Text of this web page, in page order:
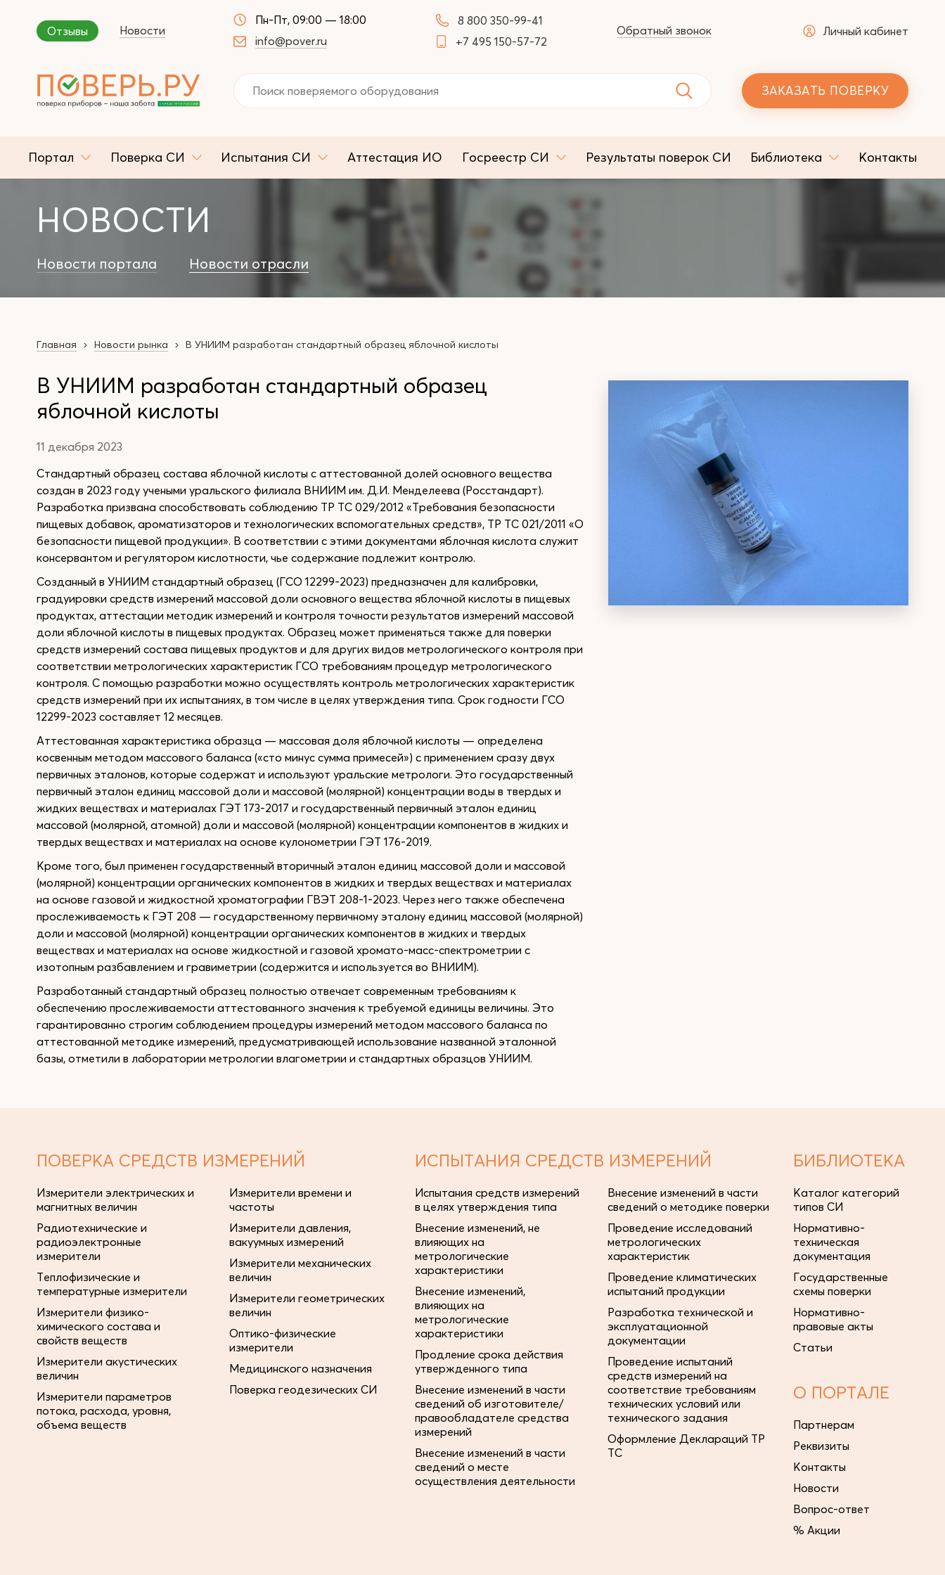
Отзывы Новости
Пн-Пт, 09:00 — 18:00
info@pover.ru
8 800 350-99-41
+7 495 150-57-72
Обратный звонок Личный кабинет
ЗАКАЗАТЬ ПОВЕРКУ
Портал Поверка СИ Испытания СИ Аттестация ИО Госреестр СИ Результаты поверок СИ Библиотека Контакты
НОВОСТИ
Новости портала Новости отрасли
Главная Новости рынка В УНИИМ разработан стандартный образец яблочной кислоты
В УНИИМ разработан стандартный образец
яблочной кислоты
11 декабря 2023
Стандартный образец состава яблочной кислоты с аттестованной долей основного вещества
создан в 2023 году учеными уральского филиала ВНИИМ им. Д.И. Менделеева (Росстандарт).
Разработка призвана способствовать соблюдению ТР ТС 029/2012 «Требования безопасности
пищевых добавок, ароматизаторов и технологических вспомогательных средств», ТР ТС 021/2011 «О
безопасности пищевой продукции». В соответствии с этими документами яблочная кислота служит
консервантом и регулятором кислотности, чье содержание подлежит контролю.
Созданный в УНИИМ стандартный образец (ГСО 12299-2023) предназначен для калибровки,
градуировки средств измерений массовой доли основного вещества яблочной кислоты в пищевых
продуктах, аттестации методик измерений и контроля точности результатов измерений массовой
доли яблочной кислоты в пищевых продуктах. Образец может применяться также для поверки
средств измерений состава пищевых продуктов и для других видов метрологического контроля при
соответствии метрологических характеристик ГСО требованиям процедур метрологического
контроля. С помощью разработки можно осуществлять контроль метрологических характеристик
средств измерений при их испытаниях, в том числе в целях утверждения типа. Срок годности ГСО
12299-2023 составляет 12 месяцев.
Аттестованная характеристика образца — массовая доля яблочной кислоты — определена
косвенным методом массового баланса («сто минус сумма примесей») с применением сразу двух
первичных эталонов, которые содержат и используют уральские метрологи. Это государственный
первичный эталон единиц массовой доли и массовой (молярной) концентрации воды в твердых и
жидких веществах и материалах ГЭТ 173-2017 и государственный первичный эталон единиц
массовой (молярной, атомной) доли и массовой (молярной) концентрации компонентов в жидких и
твердых веществах и материалах на основе кулонометрии ГЭТ 176-2019.
Кроме того, был применен государственный вторичный эталон единиц массовой доли и массовой
(молярной) концентрации органических компонентов в жидких и твердых веществах и материалах
на основе газовой и жидкостной хроматографии ГВЭТ 208-1-2023. Через него также обеспечена
прослеживаемость к ГЭТ 208 — государственному первичному эталону единиц массовой (молярной)
доли и массовой (молярной) концентрации органических компонентов в жидких и твердых
веществах и материалах на основе жидкостной и газовой хромато-масс-спектрометрии с
изотопным разбавлением и гравиметрии (содержится и используется во ВНИИМ).
Разработанный стандартный образец полностью отвечает современным требованиям к
обеспечению прослеживаемости аттестованного значения к требуемой единицы величины. Это
гарантированно строгим соблюдением процедуры измерений методом массового баланса по
аттестованной методике измерений, предусматривающей использование названной эталонной
базы, отметили в лаборатории метрологии влагометрии и стандартных образцов УНИИМ.
ПОВЕРКА СРЕДСТВ ИЗМЕРЕНИЙ
Измерители электрических и
магнитных величин
Радиотехнические и
радиоэлектронные
измерители
Теплофизические и
температурные измерители
Измерители физико-
химического состава и
свойств веществ
Измерители акустических
величин
Измерители параметров
потока, расхода, уровня,
объема веществ
Измерители времени и
частоты
Измерители давления,
вакуумных измерений
Измерители механических
величин
Измерители геометрических
величин
Оптико-физические
измерители
Медицинского назначения
Поверка геодезических СИ
ИСПЫТАНИЯ СРЕДСТВ ИЗМЕРЕНИЙ
Испытания средств измерений
в целях утверждения типа
Внесение изменений, не
влияющих на
метрологические
характеристики
Внесение изменений,
влияющих на
метрологические
характеристики
Продление срока действия
утвержденного типа
Внесение изменений в части
сведений об изготовителе/
правообладателе средства
измерений
Внесение изменений в части
сведений о месте
осуществления деятельности
Внесение изменений в части
сведений о методике поверки
Проведение исследований
метрологических
характеристик
Проведение климатических
испытаний продукции
Разработка технической и
эксплуатационной
документации
Проведение испытаний
средств измерений на
соответствие требованиям
технических условий или
технического задания
Оформление Деклараций ТР
ТС
БИБЛИОТЕКА
Каталог категорий
типов СИ
Нормативно-
техническая
документация
Государственные
схемы поверки
Нормативно-
правовые акты
Статьи
О ПОРТАЛЕ
Партнерам
Реквизиты
Контакты
Новости
Вопрос-ответ
% Акции